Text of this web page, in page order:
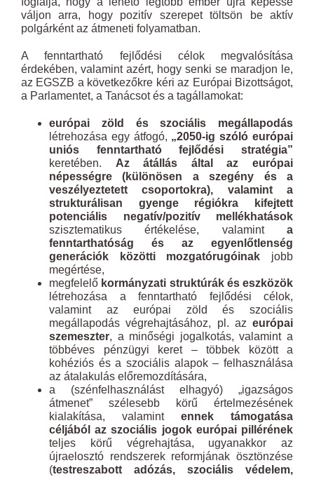
váljon arra, hogy pozitív szerepet töltsön be aktív
polgárként az átmeneti folyamatban.
A fenntartható fejlődési célok megvalósítása
érdekében, valamint azért, hogy senki se maradjon le,
az EGSZB a következőkre kéri az Európai Bizottságot,
a Parlamentet, a Tanácsot és a tagállamokat:
európai zöld és szociális megállapodás
létrehozása egy átfogó, „2050-ig szóló európai
uniós fenntartható fejlődési stratégia”
keretében. Az átállás által az európai
népességre (különösen a szegény és a
veszélyeztetett csoportokra), valamint a
strukturálisan gyenge régiókra kifejtett
potenciális negatív/pozitív mellékhatások
szisztematikus értékelése, valamint a
fenntarthatóság és az egyenlőtlenség
generációk közötti mozgatórugóinak jobb
megértése,
megfelelő kormányzati struktúrák és eszközök
létrehozása a fenntartható fejlődési célok,
valamint az európai zöld és szociális
megállapodás végrehajtásához, pl. az európai
szemeszter, a minőségi jogalkotás, valamint a
többéves pénzügyi keret – többek között a
kohéziós és a szociális alapok – felhasználása
az átalakulás előremozdítására,
a (szénfelhasználást elhagyó) „igazságos
átmenet” szélesebb körű értelmezésének
kialakítása, valamint ennek támogatása
céljából az szociális jogok európai pillérének
teljes körű végrehajtása, ugyanakkor az
újraelosztó rendszerek reformjának ösztönzése
(testreszabott adózás, szociális védelem,